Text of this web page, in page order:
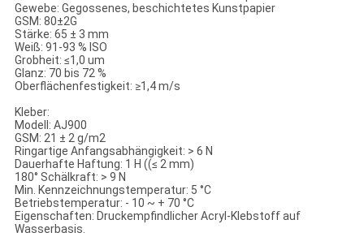
Gewebe: Gegossenes, beschichtetes Kunstpapier
GSM: 80±2G
Stärke: 65 ± 3 mm
Weiß: 91-93 % ISO
Grobheit: ≤1,0 um
Glanz: 70 bis 72 %
Oberflächenfestigkeit: ≥1,4 m/s
Kleber:
Modell: AJ900
GSM: 21 ± 2 g/m2
Ringartige Anfangsabhängigkeit: > 6 N
Dauerhafte Haftung: 1 H ((≤ 2 mm)
180° Schälkraft: > 9 N
Min. Kennzeichnungstemperatur: 5 °C
Betriebstemperatur: - 10 ~ + 70 °C
Eigenschaften: Druckempfindlicher Acryl-Klebstoff auf
Wasserbasis.